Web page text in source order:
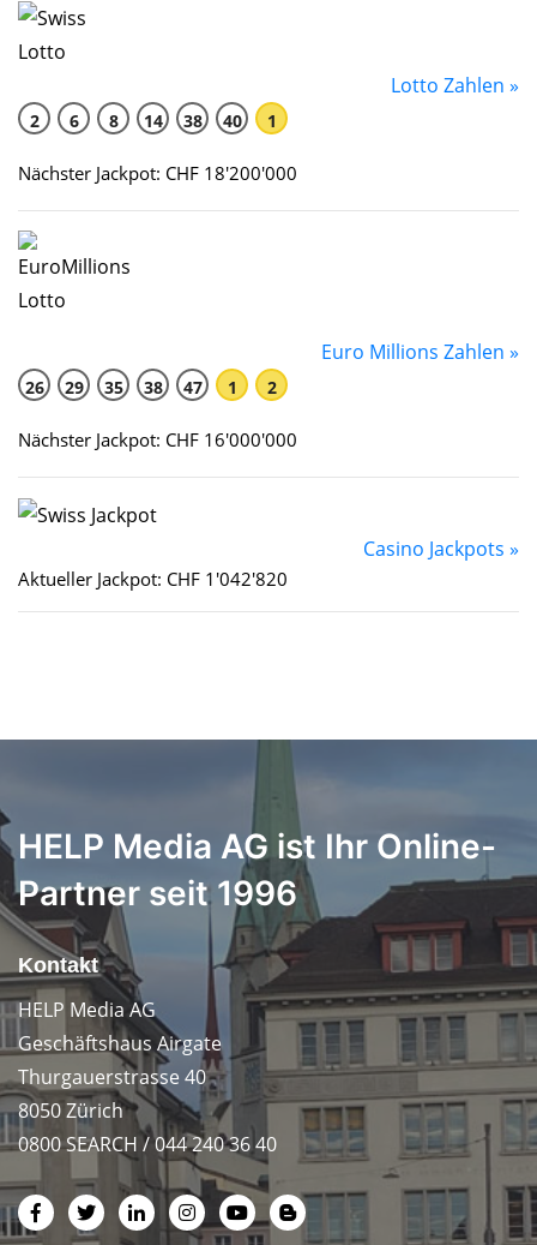
Lotto Zahlen »
2 6 8 14 38 40 1
Nächster Jackpot: CHF 18'200'000
Euro Millions Zahlen »
26 29 35 38 47 1 2
Nächster Jackpot: CHF 16'000'000
Casino Jackpots »
Aktueller Jackpot: CHF 1'042'820
HELP Media AG ist Ihr Online-
Partner seit 1996
Kontakt
HELP Media AG
Geschäftshaus Airgate
Thurgauerstrasse 40
8050 Zürich
0800 SEARCH / 044 240 36 40